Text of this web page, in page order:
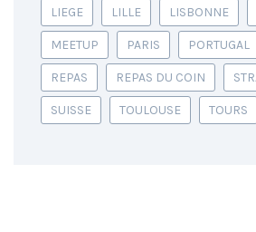
LIEGE LILLE LISBONNE
MEETUP PARIS PORTUGAL
REPAS REPAS DU COIN
SUISSE TOULOUSE TOURS